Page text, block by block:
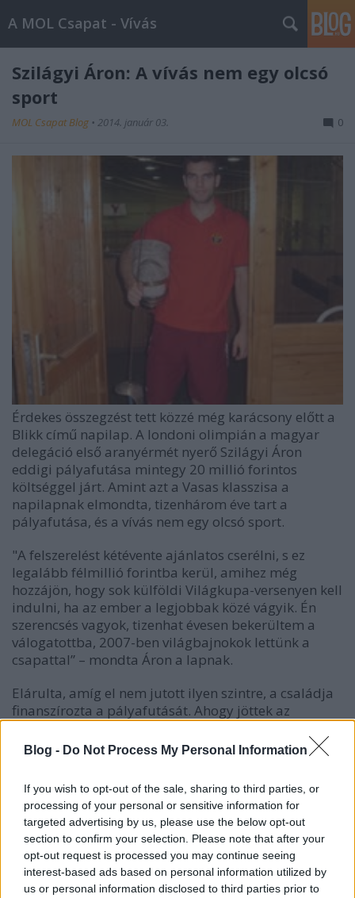
Blog - Do Not Process My Personal Information
If you wish to opt-out of the sale, sharing to third parties, or
processing of your personal or sensitive information for
targeted advertising by us, please use the below opt-out
section to confirm your selection. Please note that after your
opt-out request is processed you may continue seeing
interest-based ads based on personal information utilized by
us or personal information disclosed to third parties prior to
A MOL Csapat - Vívás
Szilágyi Áron: A vívás nem egy olcsó
sport
MOL Csapat Blog • 2014. január 03. 0
Érdekes összegzést tett közzé még karácsony előtt a
Blikk című napilap. A londoni olimpián a magyar
delegáció első aranyérmét nyerő Szilágyi Áron
eddigi pályafutása mintegy 20 millió forintos
költséggel járt. Amint azt a Vasas klasszisa a
napilapnak elmondta, tizenhárom éve tart a
pályafutása, és a vívás nem egy olcsó sport.
"A felszerelést kétévente ajánlatos cserélni, s ez
legalább félmillió forintba kerül, amihez még
hozzájön, hogy sok külföldi Világkupa-versenyen kell
indulni, ha az ember a legjobbak közé vágyik. Én
szerencsés vagyok, tizenhat évesen bekerültem a
válogatottba, 2007-ben világbajnokok lettünk a
csapattal” – mondta Áron a lapnak.
Elárulta, amíg el nem jutott ilyen szintre, a családja
finanszírozta a pályafutását. Ahogy jöttek az
szerezni, de úgy gondolja nagyon fontos a
támogatók szerepe is a sikerben.
Áront korábban az Új Európa Alapítvány is segítette,
amelynek Tehetségnapló kampányában fiatal
sportolók szülei összegezték, mennyit költenek
gyermekük karrierjére. Utánanéztünk, mibe kerül,
ha valaki úgy dönt, szeretné, ha gyermekéből vívó
lenne.